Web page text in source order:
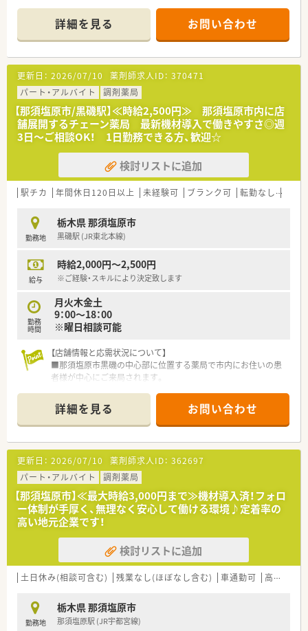
柔軟な応援体制も整っているため安心して勤務が可能です。
■耳鼻科と整形外科をメインに応需しており、複数の診療科目を
経験することで薬剤師としての専門性を高められる環境です。
【企業の特徴】
■栃木県内に4店舗展開しています。
■健康相談から在宅医療まで患者様の要望に対応できる運営体
制です。
■小規模運営ならではの風通しのよさがあり、産・育休取得者の
復帰率も高く、働きやすい環境がございます。
■福利厚生も充実！社員旅行や宿泊施設との提携、お薬代負担
等、社員に優しい環境です。
■未経験・ブランクのある方でも安心のサポート体制有り。お気
軽にご相談ください。
■薬剤師の人数が充実しているため一人当たりの業務負担が軽
減され、ヘルプ体制もしっかりと整備されています。
■小規模な法人ならではのスタッフ同士の仲の良さがあり、困っ
■幅広い年代のスタッフが活躍しており、お互いを尊重し合いな
がらチームワークを大切にして業務に取り組んでいます。
詳細を見る お問い合わせ
更新日： 2026/07/10 薬剤師求人ID： 370471
パート・アルバイト
調剤薬局
【那須塩原市/黒磯駅】≪時給2,500円≫ 那須塩原市内に店
舗展開するチェーン薬局 最新機材導入で働きやすさ◎週
3日～ご相談OK！ 1日勤務できる方、歓迎☆
検討リストに追加
駅チカ 年間休日120日以上 未経験可 ブランク可 転勤なし
勤務地
栃木県 那須塩原市
黒磯駅 (JR東北本線)
給与
時給2,000円～2,500円
※ご経験・スキルにより決定致します
勤務
時間
月火木金土
9：00～18：00
※曜日相談可能
【店舗情報と応需状況について】
■那須塩原市黒磯の中心部に位置する薬局で市内にお住いの患
者様が中心にご来局されます。
しております。薬剤師5名、事務3名体制で業務を行っておりま
す。
■日曜も営業しており地域の皆様のニーズへ広く対応できるよ
うに運営しております。
【法人特徴について】
■1997年設立の栃木県那須塩原市にに4店舗展開している薬局
です。
■健康相談から在宅医療まで患者様の要望に対応できる運営体
制です。
■小規模運営ならではの風通しのよさがあり、産・育休取得者の
復帰率も高く、働きやすい環境がございます。
■福利厚生も充実！社員旅行や宿泊施設との提携、お薬代負担
等、社員に優しい環境です。
■未経験・ブランクのある方でも安心のサポート体制有り。お気
■店舗同士が近く応援体制も柔軟に対応しております。急なお
休みや長期休暇時にはお互いに協力し合い店舗運営を行ってお
ります。
詳細を見る お問い合わせ
更新日： 2026/07/10 薬剤師求人ID： 362697
パート・アルバイト
調剤薬局
【那須塩原市】≪最大時給3,000円まで≫機材導入済！フォロ
ー体制が手厚く、無理なく安心して働ける環境♪定着率の
高い地元企業です！
検討リストに追加
土日休み(相談可含む) 残業なし(ほぼなし含む) 車通勤可 高時給(2,500円以上)
勤務地
栃木県 那須塩原市
那須塩原駅 (JR宇都宮線)